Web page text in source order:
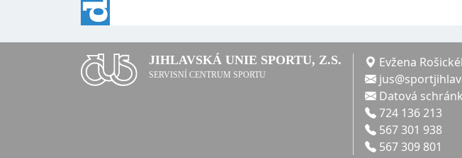
JIHLAVSKÁ UNIE SPORTU, Z.S.
SERVISNÍ CENTRUM SPORTU
Evžena
Datová
724 136 213
567 301 938
567 309 801